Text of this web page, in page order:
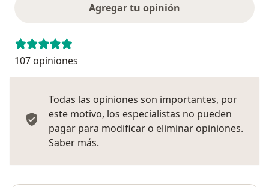
Agregar tu opinión
107 opiniones
Todas las opiniones son importantes, por
este motivo, los especialistas no pueden
pagar para modificar o eliminar opiniones.
Saber más.